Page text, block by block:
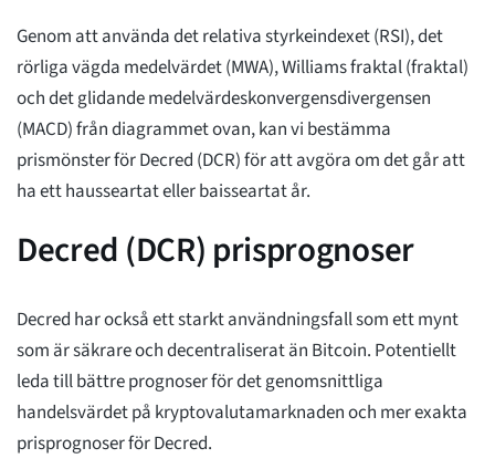
Genom att använda det relativa styrkeindexet (RSI), det
rörliga vägda medelvärdet (MWA), Williams fraktal (fraktal)
och det glidande medelvärdeskonvergensdivergensen
(MACD) från diagrammet ovan, kan vi bestämma
prismönster för Decred (DCR) för att avgöra om det går att
ha ett hausseartat eller baisseartat år.
Decred (DCR) prisprognoser
Decred har också ett starkt användningsfall som ett mynt
som är säkrare och decentraliserat än Bitcoin. Potentiellt
leda till bättre prognoser för det genomsnittliga
handelsvärdet på kryptovalutamarknaden och mer exakta
prisprognoser för Decred.